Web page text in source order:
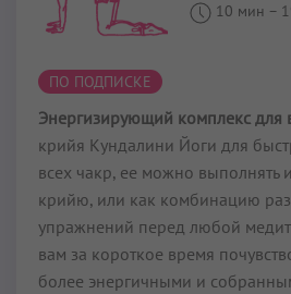
10 мин –
ПО ПОДПИСКЕ
Энергизирующий комплекс для
крийя Кундалини Йоги для
всех чакр, ее можно выполнять
крийю, или как комбинацию
упражнений перед любой
вам за короткое время
более энергичными и